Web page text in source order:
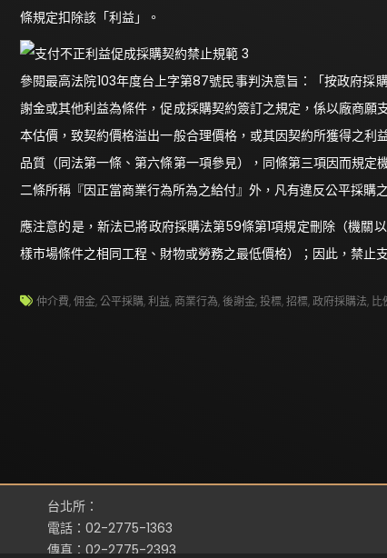
條規定扣除該「利益」。
參閱最高法院103年度台上字第87號民事判決意旨：「按政府
謝金或其他利益為條件，促成採購契約簽訂之規定，係以廠商
本估價，致契約價格溢出一般合理價格，或其因契約所獲得之
品質（同法第一條、第六條第一項參見），同條第三項因而規
二條所稱『因正當商業行為所為之給付』外，凡有違反公平採購
應注意的是，新法已將政府採購法第59條第1項規定刪除（機關
樣市場條件之相同工程、財物或勞務之最低價格）；因此，禁止
仲介費,佣金,公平採購,利益, 商業行為,後謝金,投標,招標,政府採購法, 比
台北所：
電話：02-2775-1363
傳真：02-2775-2393